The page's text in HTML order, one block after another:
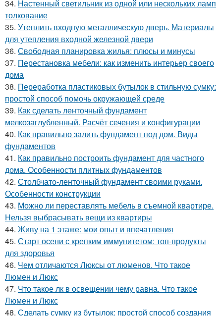
34. Настенный светильник из одной или нескольких ламп
толкование
35. Утеплить входную металлическую дверь. Материалы
для утепления входной железной двери
36. Свободная планировка жилья: плюсы и минусы
37. Перестановка мебели: как изменить интерьер своего
дома
38. Переработка пластиковых бутылок в стильную сумку:
простой способ помочь окружающей среде
39. Как сделать ленточный фундамент
мелкозаглубленный. Расчёт сечения и конфигурации
40. Как правильно залить фундамент под дом. Виды
фундаментов
41. Как правильно построить фундамент для частного
дома. Особенности плитных фундаментов
42. Столбчато-ленточный фундамент своими руками.
Особенности конструкции
43. Можно ли переставлять мебель в съемной квартире.
Нельзя выбрасывать вещи из квартиры
44. Живу на 1 этаже: мои опыт и впечатления
45. Старт осени с крепким иммунитетом: топ-продукты
для здоровья
46. Чем отличаются Люксы от люменов. Что такое
Люмен и Люкс
47. Что такое лк в освещении чему равна. Что такое
Люмен и Люкс
48. Сделать сумку из бутылок: простой способ создания